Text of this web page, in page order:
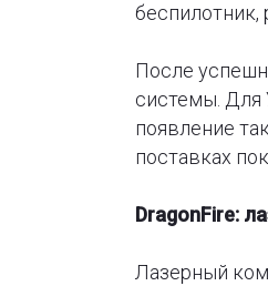
беспилотник,
После
системы. Для
появление
поставках
DragonFire:
Лазерный